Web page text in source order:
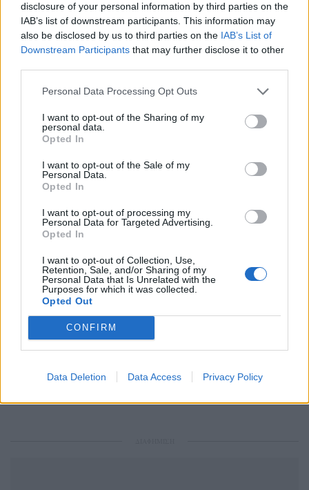
disclosure of your personal information by third parties on the
IAB’s list of downstream participants. This information may
also be disclosed by us to third parties on the IAB’s List of
Downstream Participants that may further disclose it to other
Personal Data Processing Opt Outs
I want to opt-out of the Sharing of my
personal data.
Opted In
I want to opt-out of the Sale of my
Personal Data.
Opted In
I want to opt-out of processing my
Personal Data for Targeted Advertising.
Opted In
I want to opt-out of Collection, Use,
Retention, Sale, and/or Sharing of my
Personal Data that Is Unrelated with the
Purposes for which it was collected.
Opted Out
CONFIRM
Data Deletion Data Access Privacy Policy
Ακολουθήστε το Pink.gr στοGoogle News
μάθετε πρώτοιτα πιο hot νέα.
Ακολουθήστε το Pink.gr και στο